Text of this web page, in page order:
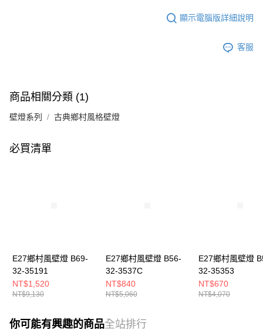
顯示電腦版詳細說明
客服
商品相關分類 (1)
壁燈系列 古典鄉村風格壁燈
必買清單
E27鄉村風壁燈 B69-
32-35191
NT$1,520
NT$9,130
E27鄉村風壁燈 B56-
32-3537C
NT$840
NT$5,060
E27鄉村風壁燈
32-35353
NT$670
NT$4,070
你可能有興趣的商品全站排行